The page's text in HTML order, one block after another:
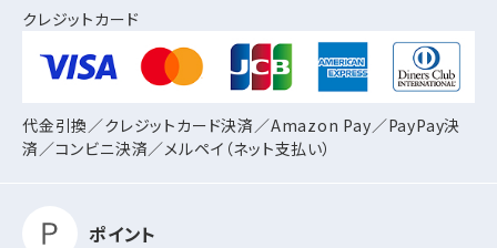
クレジットカード
代金引換／クレジットカード決済／Amazon Pay／PayPay決
済／コンビニ決済／メルペイ（ネット支払い）
ポイント